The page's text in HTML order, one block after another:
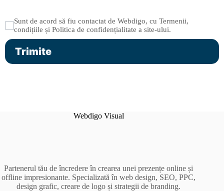
Sunt de acord să fiu contactat de Webdigo, cu Termenii,
condițiile și Politica de confidențialitate a site-ului.
Trimite
Webdigo Visual
Partenerul tău de încredere în crearea unei prezențe online și
offline impresionante. Specializată în web design, SEO, PPC,
design grafic, creare de logo și strategii de branding.